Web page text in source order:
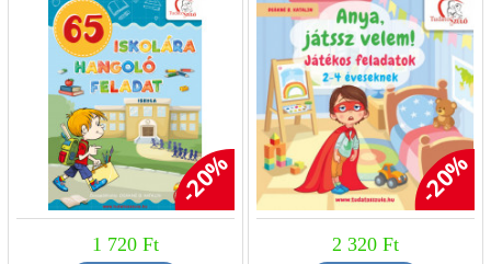
-20%
1 720 Ft
-20%
2 320 Ft